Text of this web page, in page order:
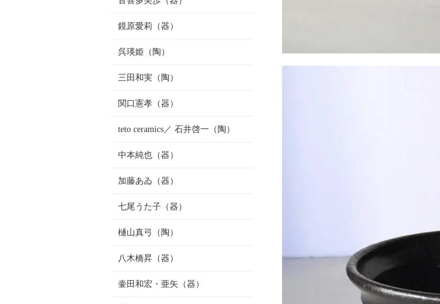
鏡原愛莉（器）
呉瑛姫（陶）
三田和実（陶）
関口憲孝（器）
teto ceramics／ 石井啓一（陶）
中本純也（器）
加藤あゐ（器）
七尾うた子（器）
樋山真弓（陶）
八木橋昇（器）
壷田和宏・亜矢（器）